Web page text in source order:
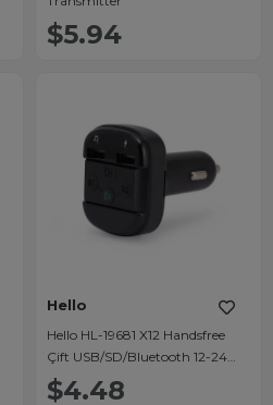
$5.94
Hello
Hello HL-19681 X12 Handsfree
Çift USB/SD/Bluetooth 12-24
Volt Fm Transmitter
$4.48